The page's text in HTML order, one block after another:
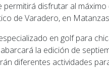
permitirá disfrutar al máximo
de Varadero, en
en golf para
la edición de
diferentes actividades